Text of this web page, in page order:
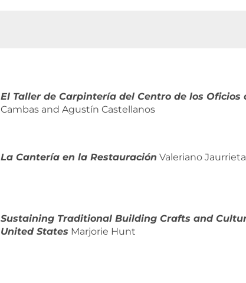
El Taller de Carpintería del Centro de los Oficios
Cambas and Agustín Castellanos
La Cantería en la Restauración Valeriano Jaurrieta
Sustaining Traditional Building Crafts and
United States Marjorie Hunt